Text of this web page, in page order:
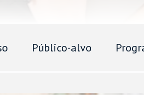
Público-alvo